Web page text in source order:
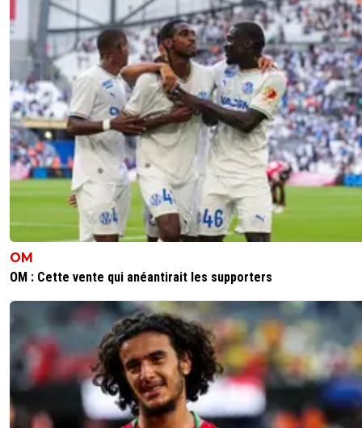
OM
OM : Cette vente qui anéantirait les supporters